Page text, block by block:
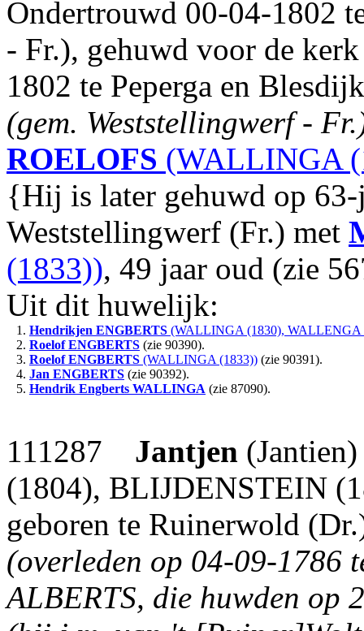
Ondertrouwd 00-04-1802
- Fr.), gehuwd voor de
1802 te Peperga en
(gem. Weststellingwerf -
ROELOFS (WALLINGA
{Hij is later gehuwd op
Weststellingwerf (Fr.) met
(1833)), 49 jaar oud (zie
Uit dit huwelijk:
1. Hendrikjen ENGBERTS (WALLINGA (1830), WALLENGA
2. Roelof ENGBERTS (zie 90390).
3. Roelof ENGBERTS (WALLINGA (1833)) (zie 90391).
4. Jan ENGBERTS (zie 90392).
5. Hendrik Engberts WALLINGA (zie 87090).
111287 Jantjen
(1804), BLIJDENSTEIN
geboren te Ruinerwold
(overleden op 04-09-1786
ALBERTS, die huwden op